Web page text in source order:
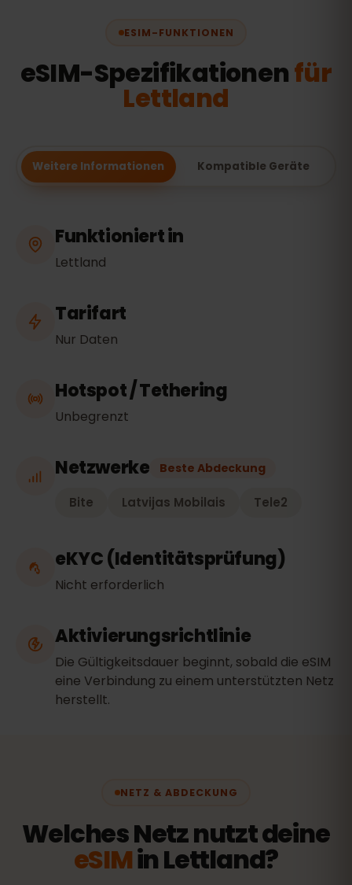
ESIM-FUNKTIONEN
eSIM-Spezifikationenfür
Lettland
Weitere Informationen Kompatible Geräte
Funktioniert in
Lettland
Tarifart
Nur Daten
Hotspot / Tethering
Unbegrenzt
Netzwerke Beste Abdeckung
Bite Latvijas Mobilais Tele2
eKYC (Identitätsprüfung)
Nicht erforderlich
Aktivierungsrichtlinie
Die Gültigkeitsdauer beginnt, sobald die eSIM
eine Verbindung zu einem unterstützten Netz
herstellt.
NETZ & ABDECKUNG
Welches Netz nutzt deine
eSIMin Lettland?